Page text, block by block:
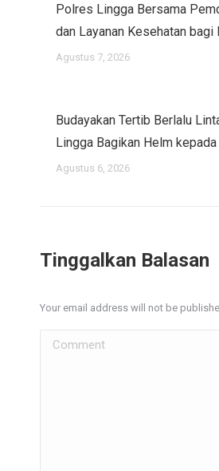
Polres Lingga Bersama
dan Layanan Kesehatan bagi
Agustus 7, 2026
Budayakan Tertib Berlalu
Lingga Bagikan Helm
Agustus 6, 2026
Tinggalkan Balasan
Your email address will not be
Comment